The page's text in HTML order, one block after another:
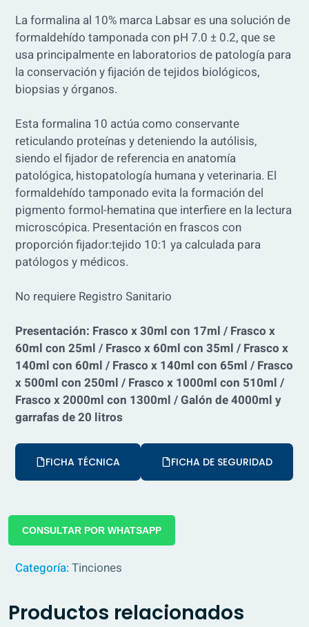
La formalina al 10% marca Labsar es una solución de
formaldehído tamponada con pH 7.0 ± 0.2, que se
usa principalmente en laboratorios de patología para
la conservación y fijación de tejidos biológicos,
biopsias y órganos.
Esta formalina 10 actúa como conservante
reticulando proteínas y deteniendo la autólisis,
siendo el fijador de referencia en anatomía
patológica, histopatología humana y veterinaria. El
formaldehído tamponado evita la formación del
pigmento formol-hematina que interfiere en la lectura
microscópica. Presentación en frascos con
proporción fijador:tejido 10:1 ya calculada para
patólogos y médicos.
No requiere Registro Sanitario
Presentación: Frasco x 30ml con 17ml / Frasco x
60ml con 25ml / Frasco x 60ml con 35ml / Frasco x
140ml con 60ml / Frasco x 140ml con 65ml / Frasco
x 500ml con 250ml / Frasco x 1000ml con 510ml /
Frasco x 2000ml con 1300ml / Galón de 4000ml y
garrafas de 20 litros
FICHA TÉCNICA FICHA DE SEGURIDAD
CONSULTAR POR WHATSAPP
Categoría:Tinciones
Productos relacionados